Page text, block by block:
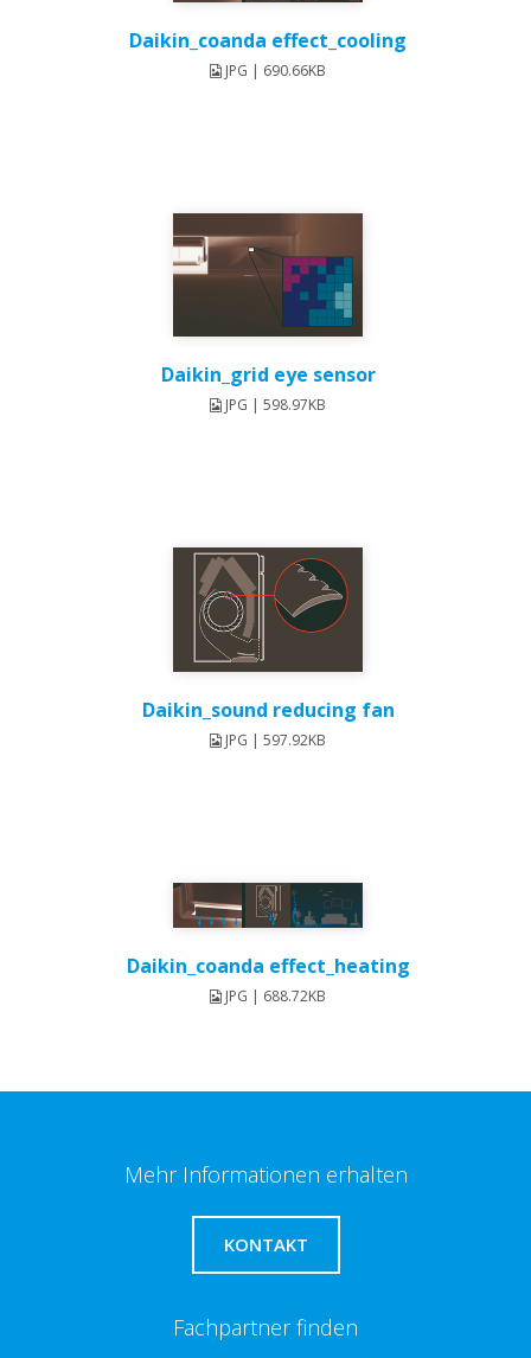
Daikin_coanda effect_cooling
JPG | 690.66KB
Daikin_grid eye sensor
JPG | 598.97KB
Daikin_sound reducing fan
JPG | 597.92KB
Daikin_coanda effect_heating
JPG | 688.72KB
Mehr Informationen erhalten
KONTAKT
Fachpartner finden